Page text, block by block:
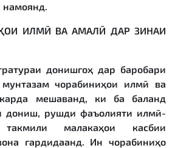
намоянд.
ОИ ИЛМӢ ВА АМАЛӢ ДАР ЗИНАИ
донишгоҳ дар баробари
чорабиниҳои илмӣ ва
мешаванд, ки ба баланд
дониш, рушди фаъолияти илмӣ-
малакаҳои касбии
гардидаанд. Ин чорабиниҳо